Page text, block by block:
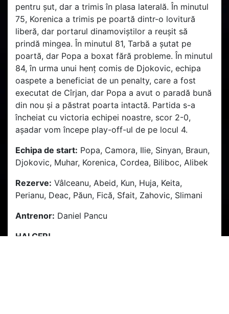
pentru șut, dar a trimis în plasa laterală. În minutul
75, Korenica a trimis pe poartă dintr-o lovitură
liberă, dar portarul dinamoviștilor a reușit să
prindă mingea. În minutul 81, Tarbă a șutat pe
poartă, dar Popa a boxat fără probleme. În minutul
84, în urma unui henț comis de Djokovic, echipa
oaspete a beneficiat de un penalty, care a fost
executat de Cîrjan, dar Popa a avut o paradă bună
din nou și a păstrat poarta intactă. Partida s-a
încheiat cu victoria echipei noastre, scor 2-0,
așadar vom începe play-off-ul de pe locul 4.
Echipa de start: Popa, Camora, Ilie, Sinyan, Braun,
Djokovic, Muhar, Korenica, Cordea, Biliboc, Alibek
Rezerve: Vâlceanu, Abeid, Kun, Huja, Keita,
Perianu, Deac, Păun, Fică, Sfait, Zahovic, Slimani
Antrenor: Daniel Pancu
HAI CFR!